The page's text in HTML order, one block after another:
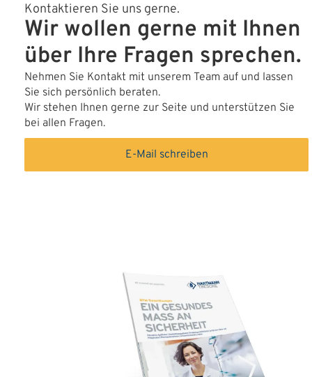
Kontaktieren Sie uns gerne.
Wir wollen gerne mit Ihnen
über Ihre Fragen sprechen.
Nehmen Sie Kontakt mit unserem Team auf und lassen
Sie sich persönlich beraten.
Wir stehen Ihnen gerne zur Seite und unterstützen Sie
bei allen Fragen.
E-Mail schreiben